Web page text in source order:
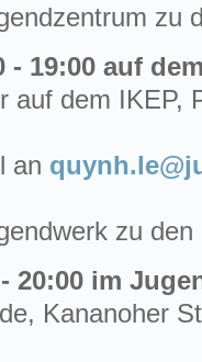
zu
- 19:00 auf
auf dem IKEP,
an
zu
- 20:00 im
Kananoher